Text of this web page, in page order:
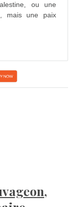
ou une
mais une paix